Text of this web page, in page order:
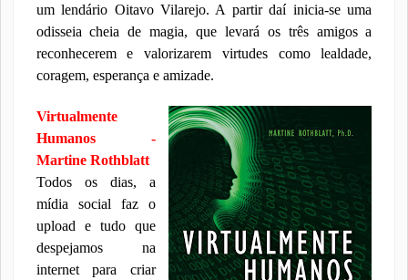
um lendário Oitavo Vilarejo. A partir daí inicia-se uma
odisseia cheia de magia, que levará os três amigos a
reconhecerem e valorizarem virtudes como lealdade,
coragem, esperança e amizade.
Virtualmente
Humanos -
Martine Rothblatt
Todos os dias, a
mídia social faz o
upload e tudo que
despejamos na
internet para criar